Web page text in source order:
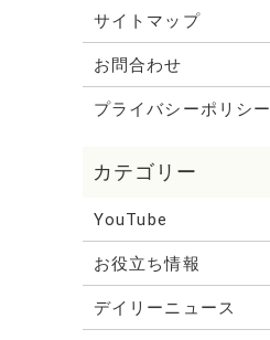
サイトマップ
お問合わせ
プライバシーポリシー
YouTube
お役立ち情報
デイリーニュース